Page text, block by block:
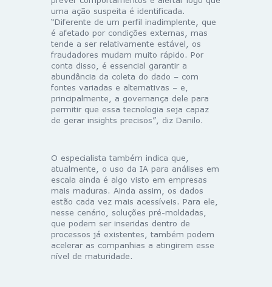
uma ação suspeita é identificada.
“Diferente de um perfil inadimplente, que
é afetado por condições externas, mas
tende a ser relativamente estável, os
fraudadores mudam muito rápido. Por
conta disso, é essencial garantir a
abundância da coleta do dado – com
fontes variadas e alternativas – e,
principalmente, a governança dele para
permitir que essa tecnologia seja capaz
de gerar insights precisos”, diz Danilo.
O especialista também indica que,
atualmente, o uso da IA para análises em
escala ainda é algo visto em empresas
mais maduras. Ainda assim, os dados
estão cada vez mais acessíveis. Para ele,
nesse cenário, soluções pré-moldadas,
que podem ser inseridas dentro de
processos já existentes, também podem
acelerar as companhias a atingirem esse
nível de maturidade.